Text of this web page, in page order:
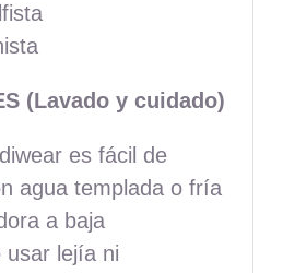
(Lavado y cuidado)
es fácil de
agua templada o fría
a baja
usar lejía ni